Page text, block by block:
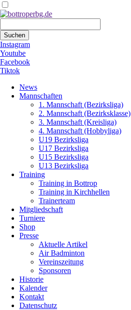
Suchen
Instagram
Youtube
Facebook
Tiktok
überspringen
News
Mannschaften
1. Mannschaft (Bezirksliga)
2. Mannschaft (Bezirksklasse)
3. Mannschaft (Kreisliga)
4. Mannschaft (Hobbyliga)
U19 Bezirksliga
U17 Bezirksliga
U15 Bezirksliga
U13 Bezirksliga
Training
Training in Bottrop
Training in Kirchhellen
Trainerteam
Mitgliedschaft
Turniere
Shop
Presse
Aktuelle Artikel
Air Badminton
Vereinszeitung
Sponsoren
Historie
Kalender
Kontakt
Datenschutz